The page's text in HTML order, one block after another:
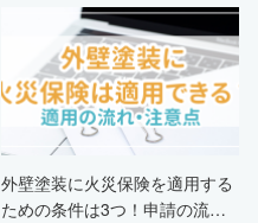
外壁塗装に火災保険を適用する
ための条件は3つ！申請の流